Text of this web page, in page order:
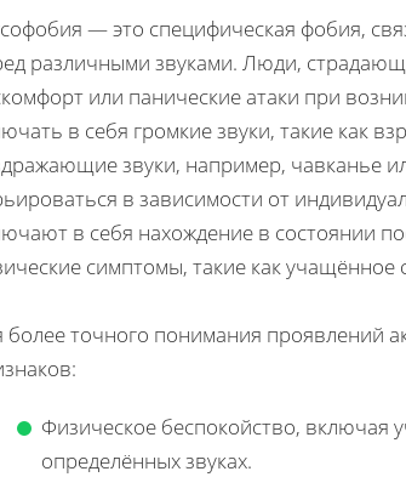
— это специфическая фобия,
различными звуками. Люди,
или панические атаки при
в себя громкие звуки, такие как
звуки, например, чавканье
в зависимости от
в себя нахождение в состоянии
симптомы, такие как
более точного понимания проявлений
Физическое беспокойство, включая
определённых звуках.